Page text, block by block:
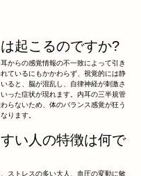
起こるのですか?
からの感覚情報の不一致によって引き
ているにもかかわらず、視覚的には静
ると、脳が混乱し、自律神経が刺激さ
った症状が現れます。内耳の三半規管
らないため、体のバランス感覚が狂う
ります。
い人の特徴は何で
ストレスの多い大人、血圧の変動に敏